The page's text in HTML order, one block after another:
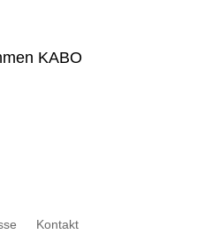
KABO
Kontakt